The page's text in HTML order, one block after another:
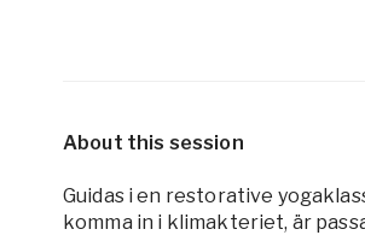
About this session
Guidas i en restorative
komma in i klimakteriet, är